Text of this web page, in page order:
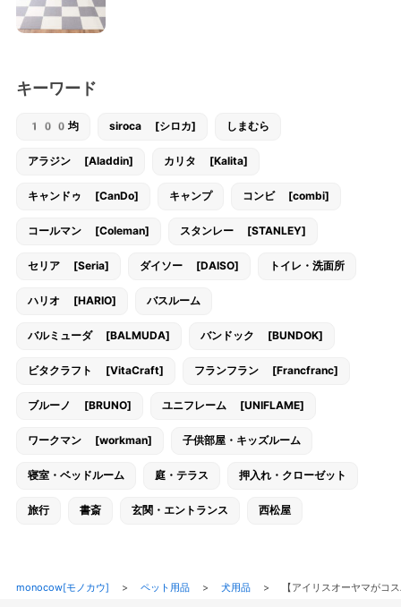
キーワード
100均 siroca [シロカ] しまむら
アラジン [Aladdin] カリタ [Kalita]
キャンドゥ [CanDo] キャンプ コンビ [combi]
コールマン [Coleman] スタンレー [STANLEY]
セリア [Seria] ダイソー [DAISO] トイレ・洗面所
ハリオ [HARIO] バスルーム
バルミューダ [BALMUDA] バンドック [BUNDOK]
ビタクラフト [VitaCraft] フランフラン [Francfranc]
ブルーノ [BRUNO] ユニフレーム [UNIFLAME]
ワークマン [workman] 子供部屋・キッズルーム
寝室・ベッドルーム 庭・テラス 押入れ・クローゼット
旅行 書斎 玄関・エントランス 西松屋
monocow[モノカウ] > ペット用品> 犬用品> 【アイリスオーヤマが